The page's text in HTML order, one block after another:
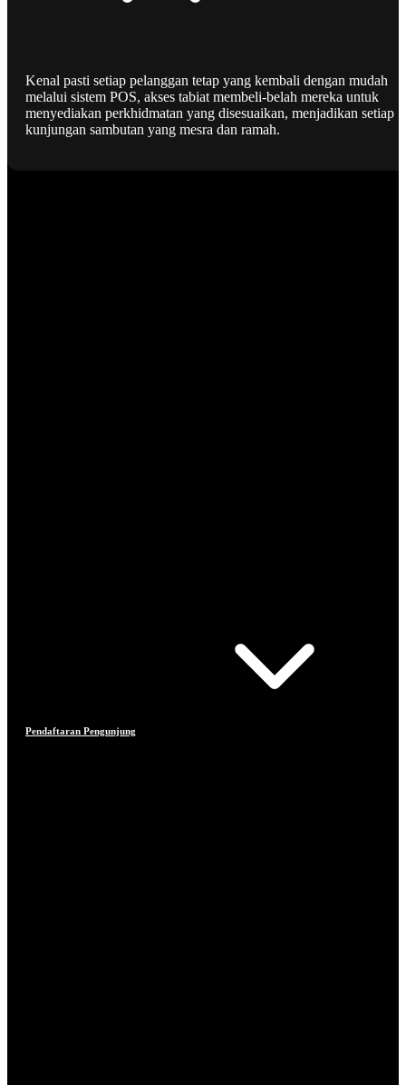
Kenal pasti setiap pelanggan tetap yang kembali dengan mudah
melalui sistem POS, akses tabiat membeli-belah mereka untuk
menyediakan perkhidmatan yang disesuaikan, menjadikan setiap
kunjungan sambutan yang mesra dan ramah.
Pendaftaran Pengunjung